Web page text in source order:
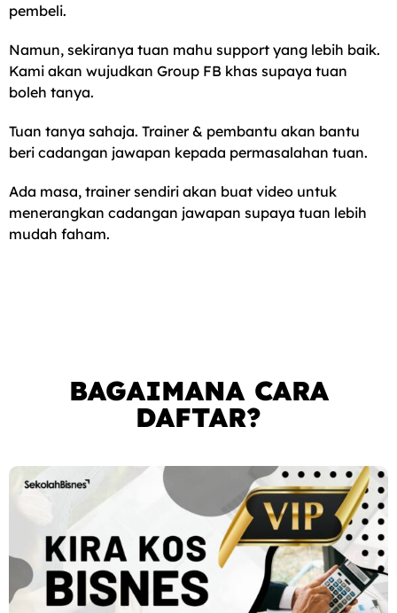
pembeli.
Namun, sekiranya tuan mahu support yang lebih baik.
Kami akan wujudkan Group FB khas supaya tuan
boleh tanya.
Tuan tanya sahaja. Trainer & pembantu akan bantu
beri cadangan jawapan kepada permasalahan tuan.
Ada masa, trainer sendiri akan buat video untuk
menerangkan cadangan jawapan supaya tuan lebih
mudah faham.
BAGAIMANA CARA
DAFTAR?